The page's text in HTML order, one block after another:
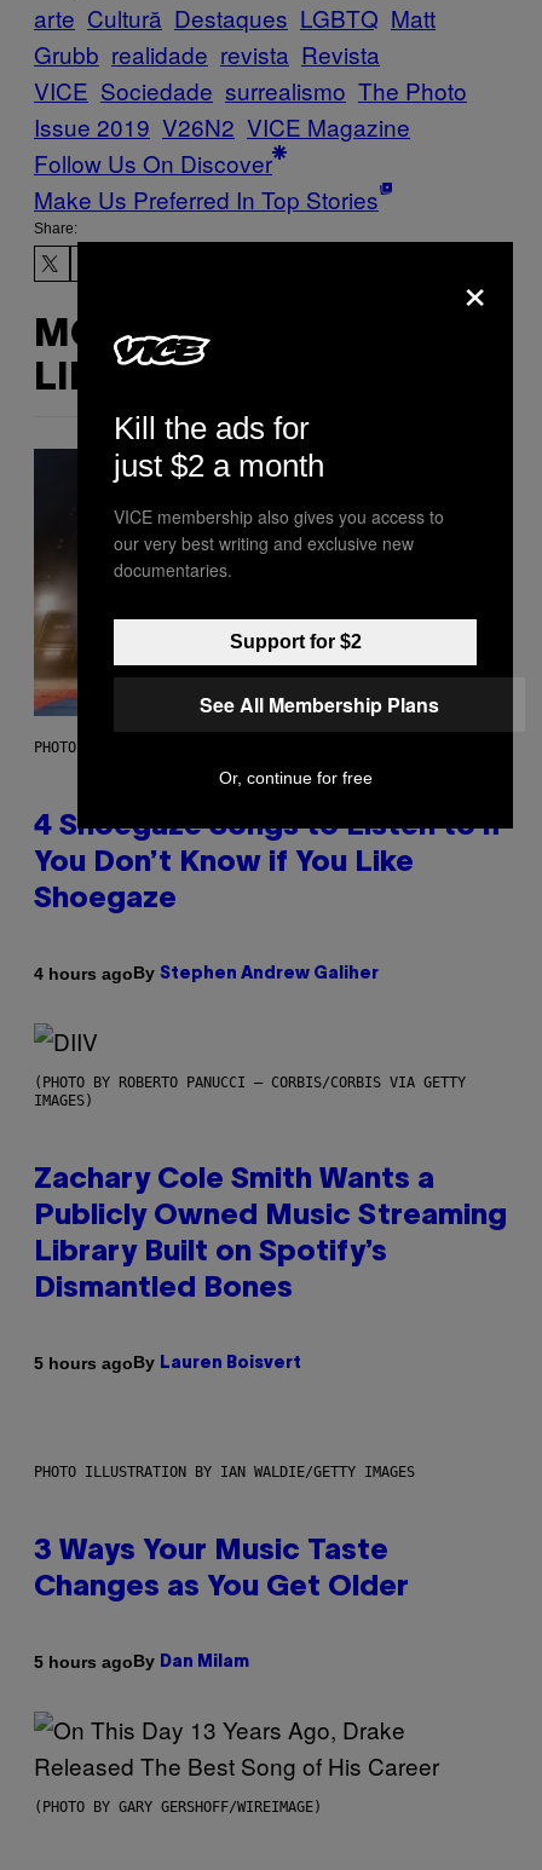
arte Cultură Destaques LGBTQ Matt
Grubb realidade revista Revista
VICE Sociedade surrealismo The Photo
Issue 2019 V26N2 VICE Magazine
Follow Us On Discover
Make Us Preferred In Top Stories
Share:
MORE
LIKE THIS
PHOTO BY SCOTT LEGATO/GETTY IMAGES
4 Shoegaze Songs to Listen to if
You Don’t Know if You Like
Shoegaze
4 hours agoBy Stephen Andrew Galiher
(PHOTO BY ROBERTO PANUCCI – CORBIS/CORBIS VIA GETTY
IMAGES)
Zachary Cole Smith Wants a
Publicly Owned Music Streaming
Library Built on Spotify’s
Dismantled Bones
5 hours agoBy Lauren Boisvert
PHOTO ILLUSTRATION BY IAN WALDIE/GETTY IMAGES
3 Ways Your Music Taste
Changes as You Get Older
5 hours agoBy Dan Milam
(PHOTO BY GARY GERSHOFF/WIREIMAGE)
×
Kill the ads for
just $2 a month
VICE membership also gives you access to
our very best writing and exclusive new
documentaries.
Support for $2
See All Membership Plans
Or, continue for free